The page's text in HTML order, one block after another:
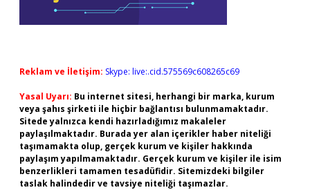
Reklam ve İletişim: Skype: live:.cid.575569c608265c69
Yasal Uyarı: Bu internet sitesi, herhangi bir marka, kurum
veya şahıs şirketi ile hiçbir bağlantısı bulunmamaktadır.
Sitede yalnızca kendi hazırladığımız makaleler
paylaşılmaktadır. Burada yer alan içerikler haber niteliği
taşımamakta olup, gerçek kurum ve kişiler hakkında
paylaşım yapılmamaktadır. Gerçek kurum ve kişiler ile isim
benzerlikleri tamamen tesadüfidir. Sitemizdeki bilgiler
taslak halindedir ve tavsiye niteliği taşımazlar.